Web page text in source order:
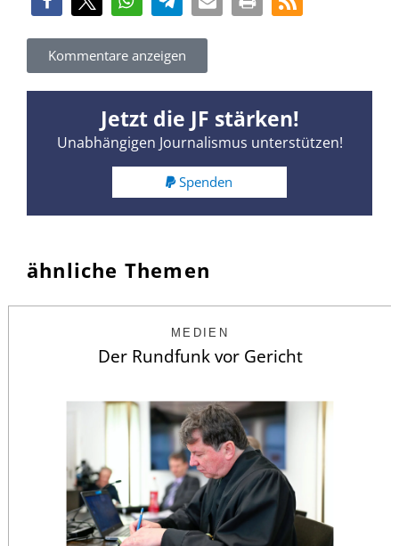
Kommentare anzeigen
Jetzt die JF stärken!
Unabhängigen Journalismus unterstützen!
Spenden
ähnliche Themen
MEDIEN
Der Rundfunk vor Gericht